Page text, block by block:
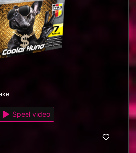
Speel video